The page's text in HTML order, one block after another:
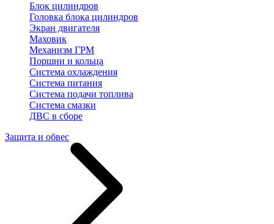
Блок цилиндров
Головка блока цилиндров
Экран двигателя
Маховик
Механизм ГРМ
Поршни и кольца
Система охлаждения
Система питания
Система подачи топлива
Система смазки
ДВС в сборе
Защита и обвес